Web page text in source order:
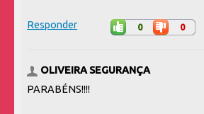
Responder 0 0
OLIVEIRA SEGURANÇA
PARABÉNS!!!!